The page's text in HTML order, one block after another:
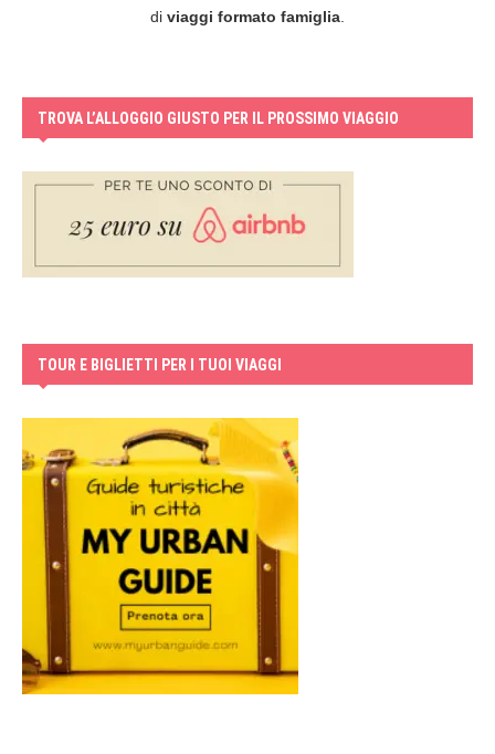
di viaggi formato famiglia.
TROVA L’ALLOGGIO GIUSTO PER IL PROSSIMO VIAGGIO
TOUR E BIGLIETTI PER I TUOI VIAGGI